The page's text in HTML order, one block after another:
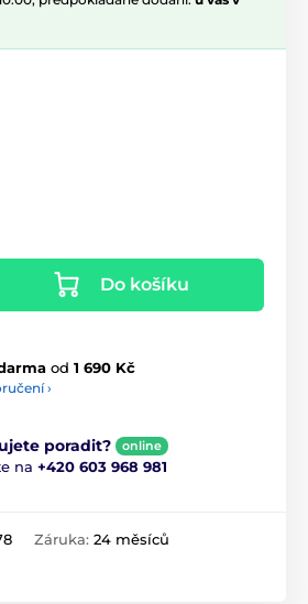
Do košíku
od 1 690 Kč
›
poradit? online
na +420 603 968 981
Záruka: 24 měsíců